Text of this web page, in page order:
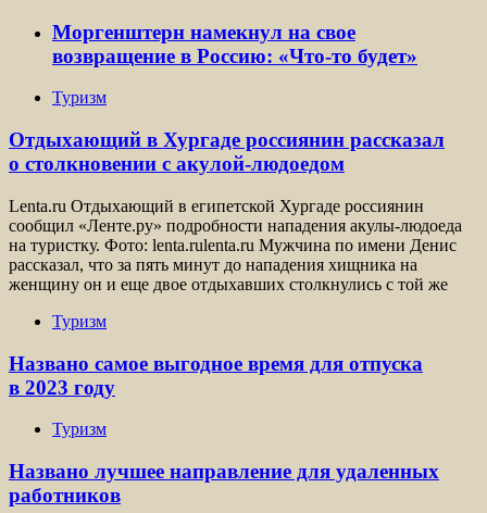
Моргенштерн намекнул на свое
возвращение в Россию: «Что-то будет»
Туризм
Отдыхающий в Хургаде россиянин рассказал
о столкновении с акулой-людоедом
Lenta.ru Отдыхающий в египетской Хургаде россиянин
сообщил «Ленте.ру» подробности нападения акулы-людоеда
на туристку. Фото: lenta.rulenta.ru Мужчина по имени Денис
рассказал, что за пять минут до нападения хищника на
женщину он и еще двое отдыхавших столкнулись с той же
Туризм
Названо самое выгодное время для отпуска
в 2023 году
Туризм
Названо лучшее направление для удаленных
работников